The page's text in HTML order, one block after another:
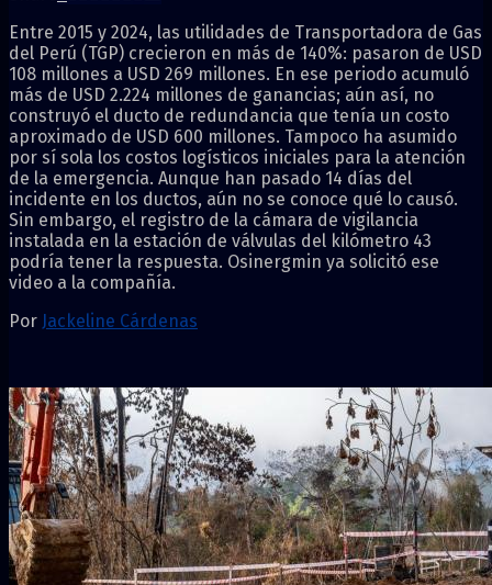
Entre 2015 y 2024, las utilidades de Transportadora de Gas
del Perú (TGP) crecieron en más de 140%: pasaron de USD
108 millones a USD 269 millones. En ese periodo acumuló
más de USD 2.224 millones de ganancias; aún así, no
construyó el ducto de redundancia que tenía un costo
aproximado de USD 600 millones. Tampoco ha asumido
por sí sola los costos logísticos iniciales para la atención
de la emergencia. Aunque han pasado 14 días del
incidente en los ductos, aún no se conoce qué lo causó.
Sin embargo, el registro de la cámara de vigilancia
instalada en la estación de válvulas del kilómetro 43
podría tener la respuesta. Osinergmin ya solicitó ese
video a la compañía.
Por Jackeline Cárdenas